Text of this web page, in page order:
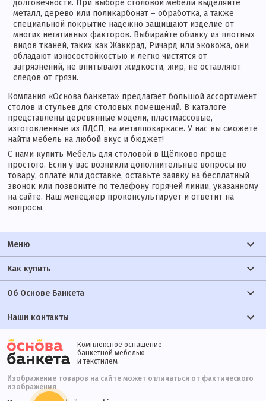
долговечности. При выборе столовой мебели выделяйте
металл, дерево или поликарбонат – обработка, а также
специальной покрытие надежно защищают изделие от
многих негативных факторов. Выбирайте обивку из плотных
видов тканей, таких как Жаккрад, Ричард или экокожа, они
обладают износостойкостью и легко чистятся от
загрязнений, не впитывают жидкости, жир, не оставляют
следов от грязи.
Компания «Основа банкета» предлагает большой ассортимент
столов и стульев для столовых помещений. В каталоге
представлены деревянные модели, пластмассовые,
изготовленные из ЛДСП, на металлокаркасе. У нас вы сможете
найти мебель на любой вкус и бюджет!
С нами купить Мебель для столовой в Щёлково проще
простого. Если у вас возникли дополнительные вопросы по
товару, оплате или доставке, оставьте заявку на бесплатный
звонок или позвоните по телефону горячей линии, указанному
на сайте. Наш менеджер проконсультирует и ответит на
вопросы.
Меню
Как купить
Об Основе Банкета
Наши контакты
Комплексное оснащение
банкетной мебелью
и текстилем
Изображение товаров на сайте может отличаться от фактического
изображения